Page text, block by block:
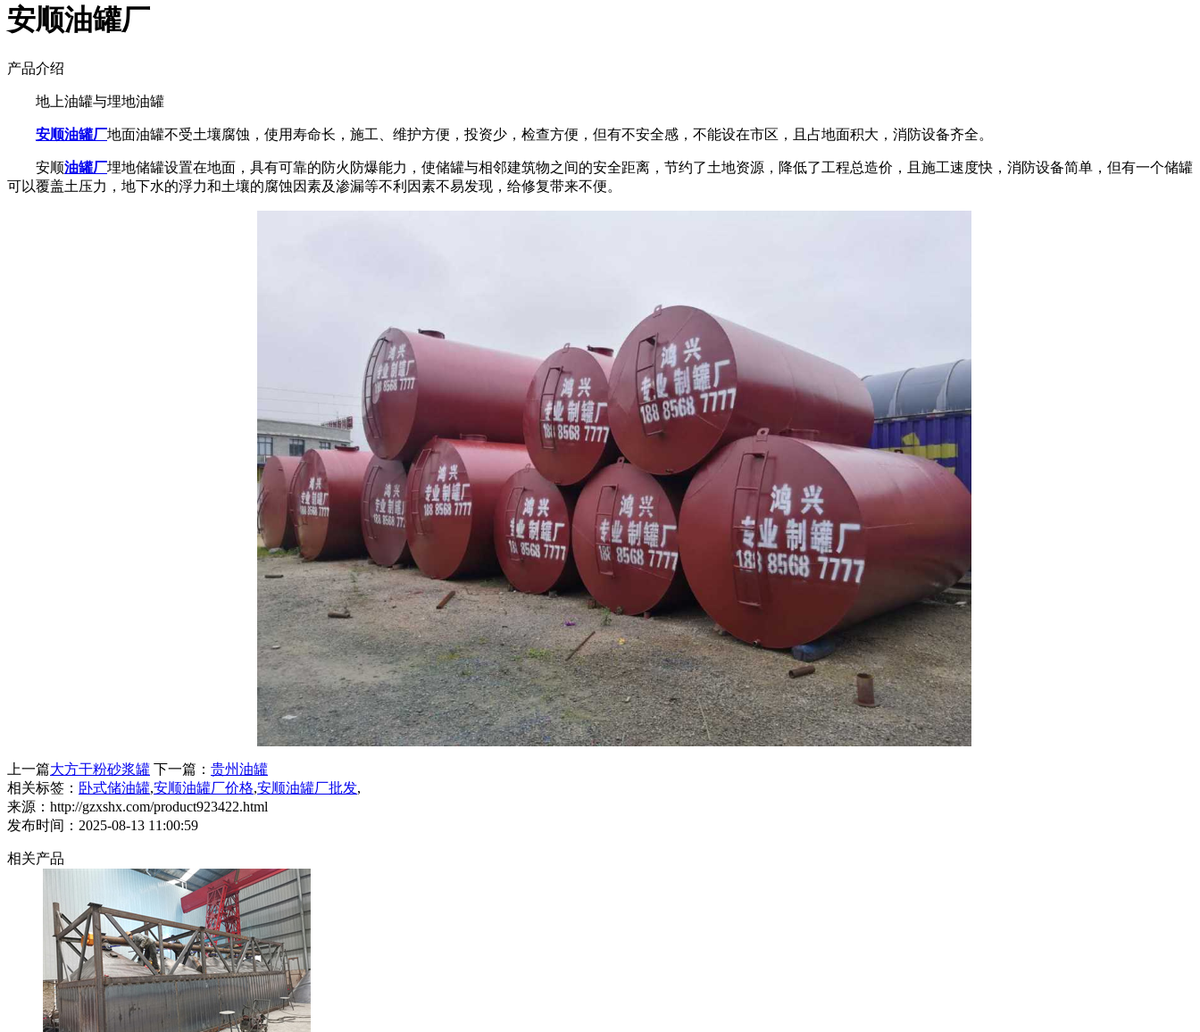
安顺油罐厂
产品介绍
地上油罐与埋地油罐
安顺油罐厂地面油罐不受土壤腐蚀，使用寿命长，施工、维护方便，投资少，检查方便，但有不安全感，不能设在市区，且占地面积大，消防设备齐全。
安顺油罐厂埋地储罐设置在地面，具有可靠的防火防爆能力，使储罐与相邻建筑物之间的安全距离，节约了土地资源，降低了工程总造价，且施工速度快，消防设备简单，但有一个储罐
可以覆盖土压力，地下水的浮力和土壤的腐蚀因素及渗漏等不利因素不易发现，给修复带来不便。
上一篇大方干粉砂浆罐 下一篇： 贵州油罐
相关标签： 卧式储油罐,安顺油罐厂价格,安顺油罐厂批发,
来源：http://gzxshx.com/product923422.html
发布时间：2025-08-13 11:00:59
相关产品